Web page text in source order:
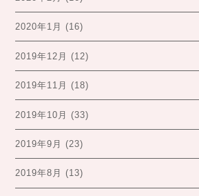
2020年1月 (16)
2019年12月 (12)
2019年11月 (18)
2019年10月 (33)
2019年9月 (23)
2019年8月 (13)